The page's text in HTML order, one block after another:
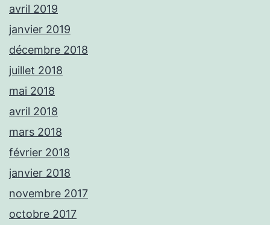
avril 2019
janvier 2019
décembre 2018
juillet 2018
mai 2018
avril 2018
mars 2018
février 2018
janvier 2018
novembre 2017
octobre 2017